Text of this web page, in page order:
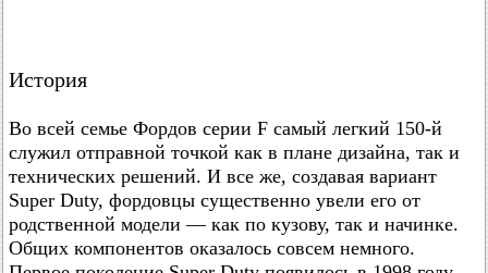
История
Во всей семье Фордов серии F самый легкий 150-й
служил отправной точкой как в плане дизайна, так и
технических решений. И все же, создавая вариант
Super Duty, фордовцы существенно увели его от
родственной модели — как по кузову, так и начинке.
Общих компонентов оказалось совсем немного.